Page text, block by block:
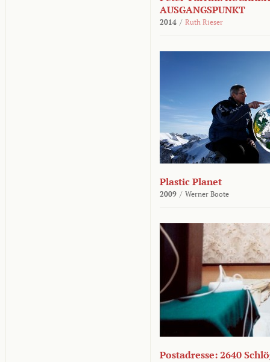
AUSGANGSPUNKT
2014 / Ruth Rieser
Plastic Planet
2009 / Werner Boote
Postadresse: 2640